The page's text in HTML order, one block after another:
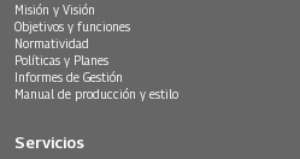
Misión y Visión
Objetivos y funciones
Normatividad
Políticas y Planes
Informes de Gestión
Manual de producción y estilo
Servicios